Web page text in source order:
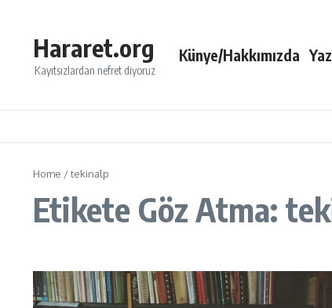
Hararet.org
Kayıtsızlardan nefret diyoruz
Künye/Hakkımızda
Home /tekinalp
Etikete Göz Atma: